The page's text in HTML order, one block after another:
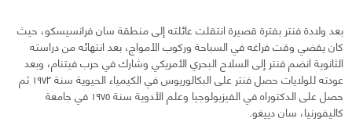
بعد ولادة فنتر بفترة قصيرة انتقلت عائلته إلى منطقة سان فرانسيسكو، حيث
كان يقضي وقت فراغه في السباحة وركوب الأمواج، بعد انتهائه من دراسته
الثانوية انضم فنتر إلى السلاح البحري الأمريكي وشارك في حرب فيتنام، وبعد
عودته للولايات حصل فنتر على البكالوريوس في الكيمياء الحيوية سنة ١٩٧٢ ثم
حصل على الدكتوراه في الفيزيولوجيا وعلم الأدوية سنة ١٩٧٥ في جامعة
كاليفورنيا، سان دييغو.